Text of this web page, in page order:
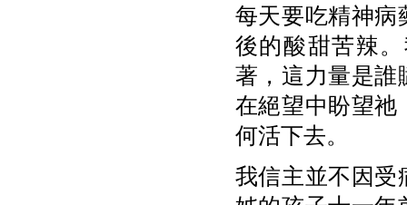
每天要吃精神病
後的酸甜苦辣
著，這力量是誰
在絕望中盼望祂
何活下去。
我信主並不因受